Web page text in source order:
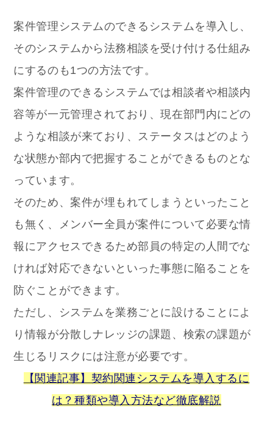
案件管理システムのできるシステムを導入し、
そのシステムから法務相談を受け付ける仕組み
にするのも1つの方法です。
案件管理のできるシステムでは相談者や相談内
容等が一元管理されており、現在部門内にどの
ような相談が来ており、ステータスはどのよう
な状態か部内で把握することができるものとな
っています。
そのため、案件が埋もれてしまうといったこと
も無く、メンバー全員が案件について必要な情
報にアクセスできるため部員の特定の人間でな
ければ対応できないといった事態に陥ることを
防ぐことができます。
ただし、システムを業務ごとに設けることによ
り情報が分散しナレッジの課題、検索の課題が
生じるリスクには注意が必要です。
【関連記事】契約関連システムを導入するに
は？種類や導入方法など徹底解説